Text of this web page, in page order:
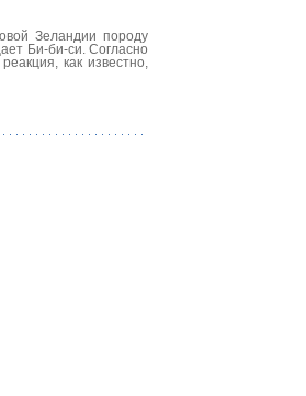
Зеландии породу
Би-би-си. Согласно
как известно,